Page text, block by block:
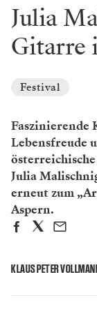
Julia
Gitarre
Festival
Faszinierende
Lebensfreude
Julia
erneut zum
Aspern.
KLAUS PETER